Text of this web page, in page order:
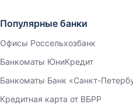
Популярные банки
Офисы Россельхозбанк
Банкоматы ЮниКредит
Банкоматы Банк «Санкт-
Кредитная карта от ВБРР